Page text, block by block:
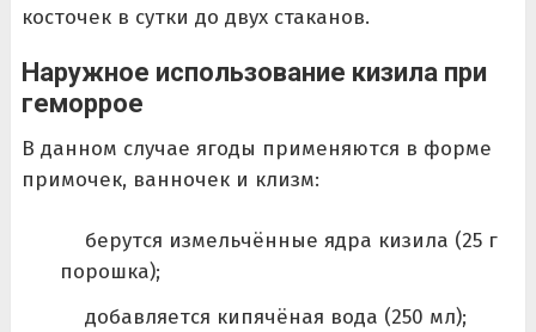
косточек в сутки до двух стаканов.
Наружное использование кизила при
геморрое
В данном случае ягоды применяются в форме
примочек, ванночек и клизм:
берутся измельчённые ядра кизила (25 г
порошка);
добавляется кипячёная вода (250 мл);